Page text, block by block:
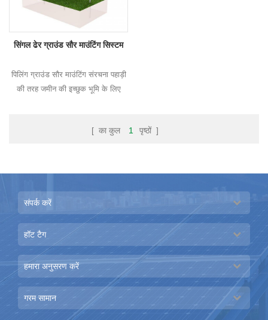
सिंगल ढेर ग्राउंड सौर माउंटिंग सिस्टम
पिलिंग ग्राउंड सौर माउंटिंग संरचना पहाड़ी
की तरह जमीन की इच्छुक भूमि के लिए
[ का कुल 1 पृष्ठों ]
संपर्क करें
हॉट टैग
हमारा अनुसरण करें
गरम सामान